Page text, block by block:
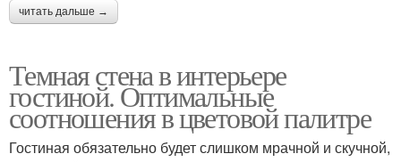
читать дальше →
Темная стена в интерьере
гостиной. Оптимальные
соотношения в цветовой палитре
Гостиная обязательно будет слишком мрачной и скучной,